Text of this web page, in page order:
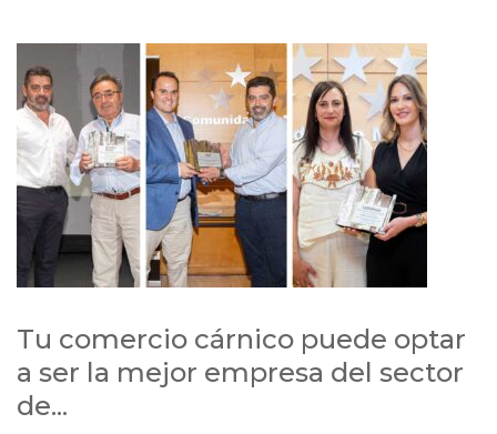
Tu comercio cárnico puede optar
a ser la mejor empresa del sector
de...